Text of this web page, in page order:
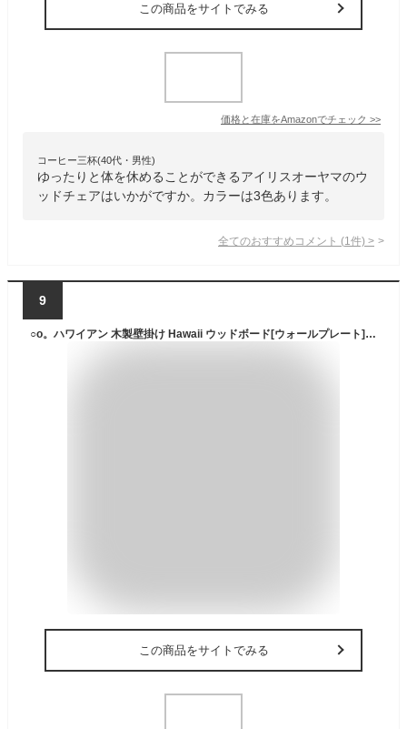
この商品をサイトでみる
価格と在庫をAmazonでチェック >>
コーヒー三杯(40代・男性)
ゆったりと体を休めることができるアイリスオーヤマのウ
ッドチェアはいかがですか。カラーは3色あります。
全てのおすすめコメント (1 件) >
9
○o。ハワイアン 木製壁掛け Hawaii ウッドボード[ウォールプレート] 玄関インテリア ウェルカムボード ハワイアン雑貨 ハワイアンインテリア BEACH 西海岸風 西海岸風インテリア 男部屋 カッコいい 人気 素敵なインテリア 高級感 インパクト お洒落。o○
この商品をサイトでみる